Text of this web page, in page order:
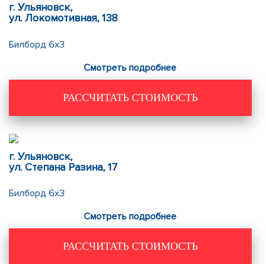
г. Ульяновск,
ул. Локомотивная, 138
Билборд 6х3
Смотреть подробнее
РАССЧИТАТЬ СТОИМОСТЬ
г. Ульяновск,
ул. Степана Разина, 17
Билборд 6х3
Смотреть подробнее
РАССЧИТАТЬ СТОИМОСТЬ